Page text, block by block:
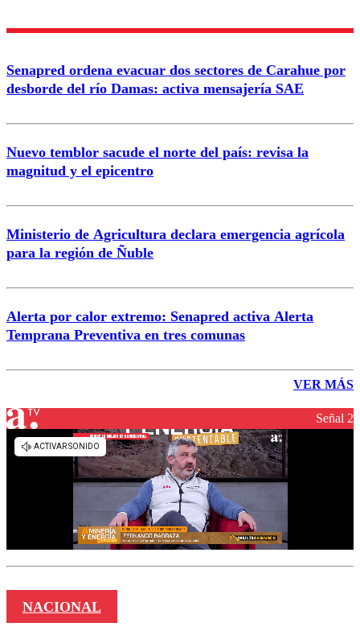
Enviar comentario
Senapred ordena evacuar dos sectores de Carahue por
desborde del río Damas: activa mensajería SAE
Nuevo temblor sacude el norte del país: revisa la
magnitud y el epicentro
Ministerio de Agricultura declara emergencia agrícola
para la región de Ñuble
Alerta por calor extremo: Senapred activa Alerta
Temprana Preventiva en tres comunas
VER MÁS
Señal 2
NACIONAL